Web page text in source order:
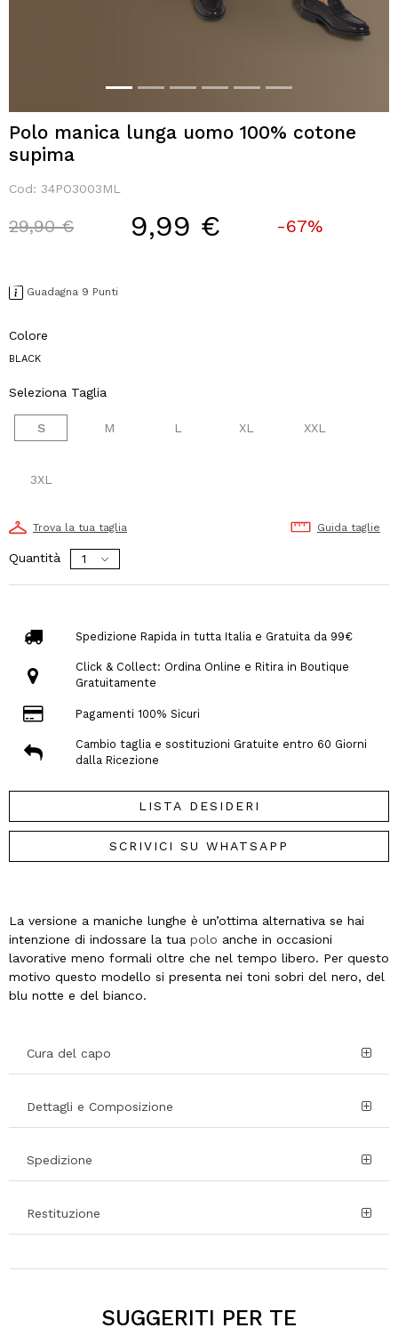
Polo manica lunga uomo 100% cotone
supima
Cod: 34PO3003ML
Price reduced from
29,90 €to 9,99 € -67%
Guadagna 9 Punti
Colore
BLACK
Seleziona Taglia
S M L XL XXL
3XL
Trova la tua taglia Guida taglie
Quantità
Spedizione Rapida in tutta Italia e Gratuita da 99€
Click & Collect: Ordina Online e Ritira in Boutique
Gratuitamente
Pagamenti 100% Sicuri
Cambio taglia e sostituzioni Gratuite entro 60 Giorni
dalla Ricezione
LISTA DESIDERI
SCRIVICI SU WHATSAPP
La versione a maniche lunghe è un’ottima alternativa se hai
intenzione di indossare la tua polo anche in occasioni
lavorative meno formali oltre che nel tempo libero. Per questo
motivo questo modello si presenta nei toni sobri del nero, del
blu notte e del bianco.
Cura del capo
Dettagli e Composizione
Spedizione
Restituzione
SUGGERITI PER TE